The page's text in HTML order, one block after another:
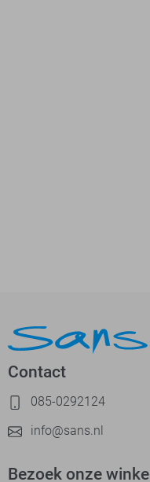
Contact
085-0292124
info@sans.nl
Bezoek onze winkel